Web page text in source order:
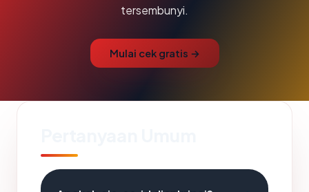
tersembunyi.
Mulai cek gratis →